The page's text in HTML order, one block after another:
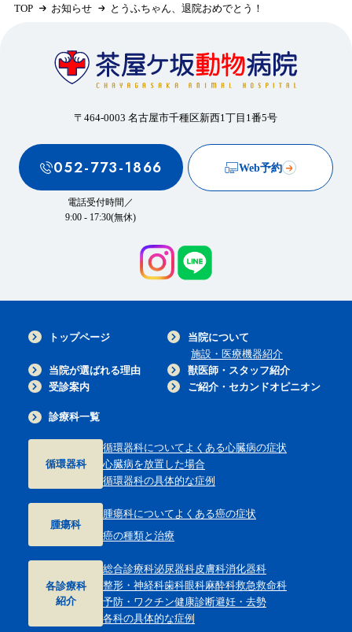
TOP お知らせ とうふちゃん、退院おめでとう！
〒464-0003 名古屋市千種区新西1丁目1番5号
052-773-1866
電話受付時間／
9:00 - 17:30(無休)
Web予約
トップページ
当院について
施設・医療機器紹介
当院が選ばれる理由
獣医師・スタッフ紹介
受診案内
ご紹介・セカンドオピニオン
診療科一覧
循環器科
循環器科についてよくある心臓病の症状
心臓病を放置した場合
循環器科の具体的な症例
腫瘍科
腫瘍科についてよくある癌の症状
癌の種類と治療
各診療科
紹介
総合診療科泌尿器科皮膚科消化器科
整形・神経科歯科眼科麻酔科救急救命科
予防・ワクチン健康診断避妊・去勢
各科の具体的な症例